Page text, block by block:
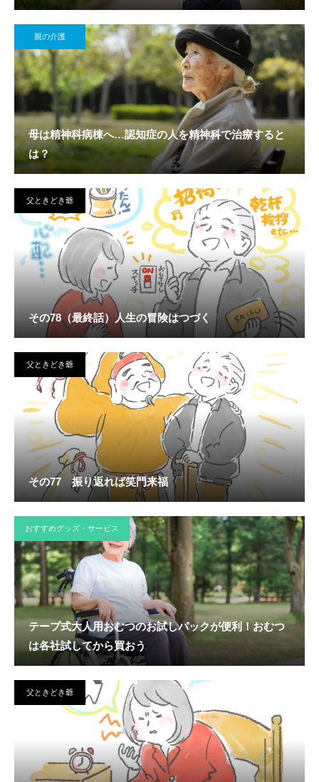
親の介護
母は精神科病棟へ…認知症の人を精神科で治療すると
は？
父ときどき爺
その78（最終話）人生の冒険はつづく
父ときどき爺
その77 振り返れば笑門来福
おすすめグッズ・サービス
テープ式大人用おむつのお試しパックが便利！おむつ
は各社試してから買おう
父ときどき爺